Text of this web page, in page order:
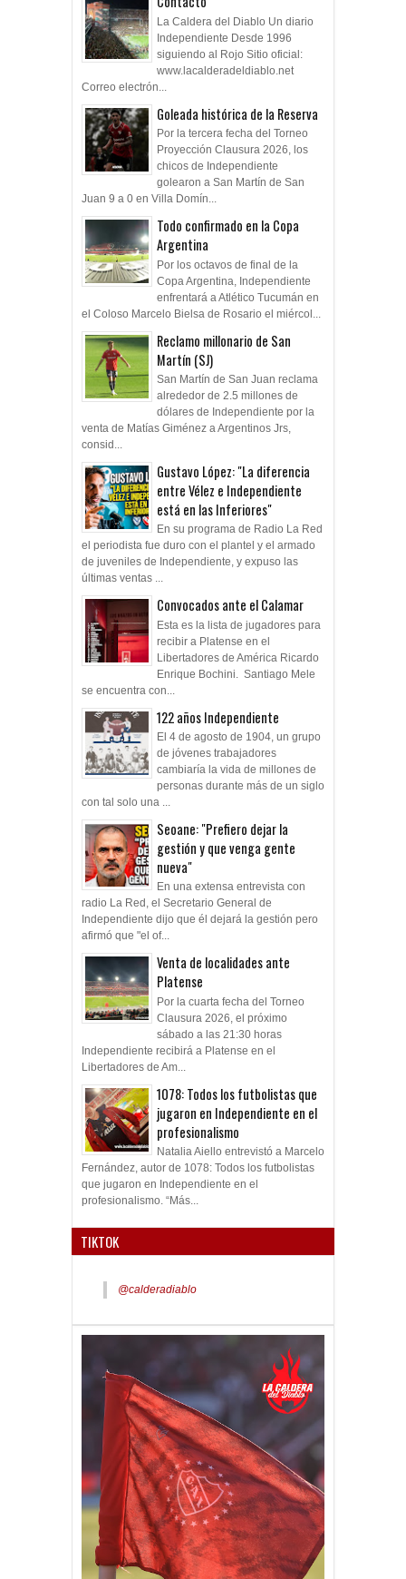
La Caldera del Diablo Un diario
Independiente Desde 1996
siguiendo al Rojo Sitio oficial:
www.lacalderadeldiablo.net
Correo electrón...
Goleada histórica de la Reserva
Por la tercera fecha del Torneo
Proyección Clausura 2026, los
chicos de Independiente
golearon a San Martín de San
Juan 9 a 0 en Villa Domín...
Todo confirmado en la Copa
Argentina
Por los octavos de final de la
Copa Argentina, Independiente
enfrentará a Atlético Tucumán en
el Coloso Marcelo Bielsa de Rosario el miércol...
Reclamo millonario de San
Martín (SJ)
San Martín de San Juan reclama
alrededor de 2.5 millones de
dólares de Independiente por la
venta de Matías Giménez a Argentinos Jrs,
consid...
Gustavo López: "La diferencia
entre Vélez e Independiente
está en las Inferiores"
En su programa de Radio La Red
el periodista fue duro con el plantel y el armado
de juveniles de Independiente, y expuso las
últimas ventas ...
Convocados ante el Calamar
Esta es la lista de jugadores para
recibir a Platense en el
Libertadores de América Ricardo
Enrique Bochini. Santiago Mele
se encuentra con...
122 años Independiente
El 4 de agosto de 1904, un grupo
de jóvenes trabajadores
cambiaría la vida de millones de
personas durante más de un siglo
con tal solo una ...
Seoane: "Prefiero dejar la
gestión y que venga gente
nueva"
En una extensa entrevista con
radio La Red, el Secretario General de
Independiente dijo que él dejará la gestión pero
afirmó que "el of...
Venta de localidades ante
Platense
Por la cuarta fecha del Torneo
Clausura 2026, el próximo
sábado a las 21:30 horas
Independiente recibirá a Platense en el
Libertadores de Am...
1078: Todos los futbolistas que
jugaron en Independiente en el
profesionalismo
Natalia Aiello entrevistó a Marcelo
Fernández, autor de 1078: Todos los futbolistas
que jugaron en Independiente en el
profesionalismo. “Más...
TIKTOK
@calderadiablo